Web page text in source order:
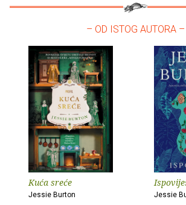
– OD ISTOG AUTORA –
Kuća sreće
Jessie Burton Jessie